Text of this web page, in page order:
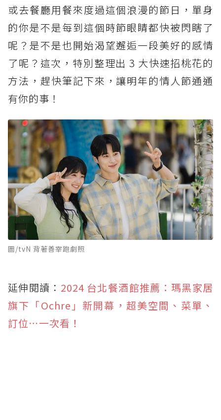
或去餐廳用餐來度過這個浪漫的節日，單身
的你是不是每到這個時節眼睛都快被閃瞎了
呢？是不是也開始渴望邂逅一段美好的感情
了呢？這次，特別整理出 3 大快速招桃花的
方法，趕快筆記下來，讓明年的情人節通通
有你的事！
圖/tvN 背著善宰跑劇照
延伸閱讀： 2024 台北餐酒館推薦：瑪黑家居
旗下「Ochre」新開幕，超美空間、菜單、
訂位⋯一次看！